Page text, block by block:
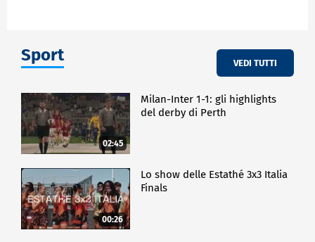
Sport VEDI TUTTI
02:45
Milan-Inter 1-1: gli highlights
del derby di Perth
00:26
Lo show delle Estathé 3x3 Italia
Finals